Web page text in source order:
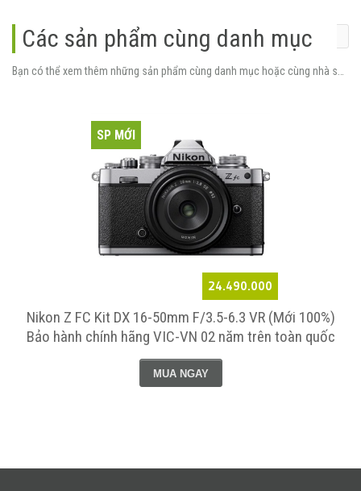
Các sản phẩm cùng danh mục
24.490.000
SP MỚI
Nikon Z FC Kit DX 16-50mm F/3.5-6.3 VR (Mới 100%)
Bảo hành chính hãng VIC-VN 02 năm trên toàn quốc
MUA NGAY